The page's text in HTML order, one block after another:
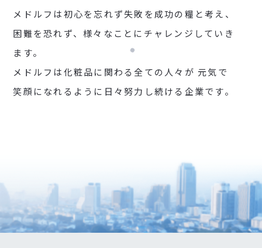
メドルフは初心を忘れず失敗を成功の糧と考え、
困難を恐れず、様々なことにチャレンジしていき
ます。
メドルフは化粧品に関わる全ての人々が 元気で
笑顔になれるように日々努力し続ける企業です。